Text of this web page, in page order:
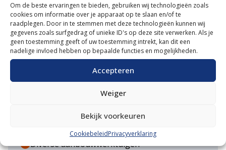
Om de beste ervaringen te bieden, gebruiken wij technologieën zoals
cookies om informatie over je apparaat op te slaan en/of te
raadplegen. Door in te stemmen met deze technologieën kunnen wij
gegevens zoals surfgedrag of unieke ID's op deze site verwerken. Als je
geen toestemming geeft of uw toestemming intrekt, kan dit een
nadelige invloed hebben op bepaalde functies en mogelijkheden.
Accepteren
Weiger
Bekijk voorkeuren
CookiebeleidPrivacyverklaring
START EEN GESPREK MAIL ONS
Waarom VM Service
Uitgebreide showroom
Gespecialiseerde werkplaats
Diverse aanbouwwerktuigen